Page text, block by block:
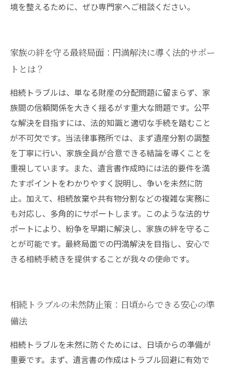
境を整えるために、ぜひ専門家へご相談ください。
家族の絆を守る最終局面：円満解決に導く法的サポー
トとは？
相続トラブルは、単なる財産の分配問題に留まらず、家
族間の信頼関係を大きく揺るがす重大な問題です。公平
な解決を目指すには、法的知識と適切な手続を踏むこと
が不可欠です。当法律事務所では、まず遺産分割の調整
を丁寧に行い、家族全員が合意できる結論を導くことを
重視しています。また、遺言書作成時には法的要件を満
たすポイントをわかりやすく説明し、争いを未然に防
止。加えて、相続放棄や共有物分割などの複雑な実務に
も対応し、多角的にサポートします。このような法的サ
ポートにより、紛争を早期に解決し、家族の絆を守るこ
とが可能です。最終局面での円満解決を目指し、安心で
きる相続手続きを提供することが我々の使命です。
相続トラブルの未然防止策：日頃からできる安心の準
備法
相続トラブルを未然に防ぐためには、日頃からの準備が
重要です。まず、遺言書の作成はトラブル回避に有効で